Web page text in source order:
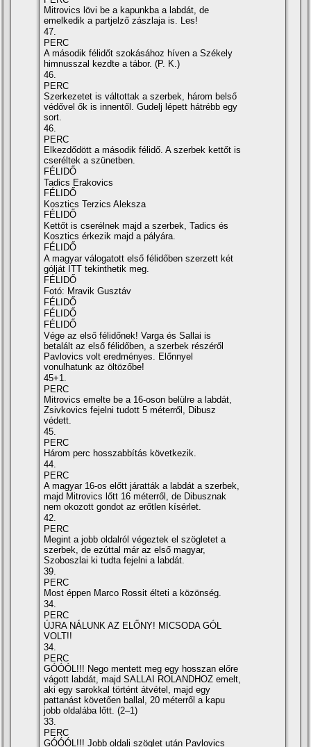
Mitrovics lövi be a kapunkba a labdát, de
emelkedik a partjelző zászlaja is. Les!
47.
PERC
A második félidőt szokásához híven a Székely
himnusszal kezdte a tábor. (P. K.)
46.
PERC
Szerkezetet is váltottak a szerbek, három belső
védővel ők is innentől. Gudelj lépett hátrébb egy
sort.
46.
PERC
Elkezdődött a második félidő. A szerbek kettőt is
cseréltek a szünetben.
FÉLIDŐ
Tadics Erakovics
FÉLIDŐ
Kosztics Terzics Aleksza
FÉLIDŐ
Kettőt is cserélnek majd a szerbek, Tadics és
Kosztics érkezik majd a pályára.
FÉLIDŐ
A magyar válogatott első félidőben szerzett két
gólját ITT tekinthetik meg.
FÉLIDŐ
Fotó: Mravik Gusztáv
FÉLIDŐ
FÉLIDŐ
FÉLIDŐ
Vége az első félidőnek! Varga és Sallai is
betalált az első félidőben, a szerbek részéről
Pavlovics volt eredményes. Előnnyel
vonulhatunk az öltözőbe!
45+1.
PERC
Mitrovics emelte be a 16-oson belülre a labdát,
Zsivkovics fejelni tudott 5 méterről, Dibusz
védett.
45.
PERC
Három perc hosszabbítás következik.
44.
PERC
A magyar 16-os előtt járatták a labdát a szerbek,
majd Mitrovics lőtt 16 méterről, de Dibusznak
nem okozott gondot az erőtlen kísérlet.
42.
PERC
Megint a jobb oldalról végeztek el szögletet a
szerbek, de ezúttal már az első magyar,
Szoboszlai ki tudta fejelni a labdát.
39.
PERC
Most éppen Marco Rossit élteti a közönség.
34.
PERC
ÚJRA NÁLUNK AZ ELŐNY! MICSODA GÓL
VOLT!!
34.
PERC
GÓÓÓL!!! Nego mentett meg egy hosszan előre
vágott labdát, majd SALLAI ROLANDHOZ emelt,
aki egy sarokkal történt átvétel, majd egy
pattanást követően ballal, 20 méterről a kapu
jobb oldalába lőtt. (2–1)
33.
PERC
GÓÓÓL!!! Jobb oldali szöglet után Pavlovics